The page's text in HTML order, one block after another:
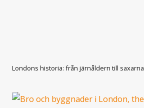
Londons historia: från järnåldern till saxarna